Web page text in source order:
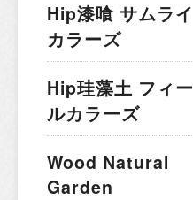
Hip漆喰 サムライ
カラーズ
Hip珪藻土 フィー
ルカラーズ
Wood Natural
Garden